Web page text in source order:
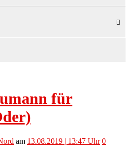
für
am 13.08.2019 | 13:47 Uhr 0